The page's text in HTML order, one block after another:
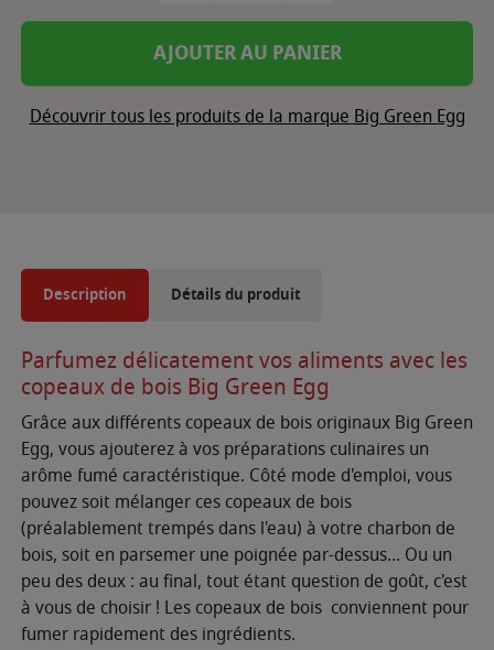
AJOUTER AU PANIER
Découvrir tous les produits de la marque Big Green Egg
Description Détails du produit
Parfumez délicatement vos aliments avec les
copeaux de bois Big Green Egg
Grâce aux différents copeaux de bois originaux Big Green
Egg, vous ajouterez à vos préparations culinaires un
arôme fumé caractéristique. Côté mode d'emploi, vous
pouvez soit mélanger ces copeaux de bois
(préalablement trempés dans l'eau) à votre charbon de
bois, soit en parsemer une poignée par-dessus... Ou un
peu des deux : au final, tout étant question de goût, c'est
à vous de choisir ! Les copeaux de bois conviennent pour
fumer rapidement des ingrédients.